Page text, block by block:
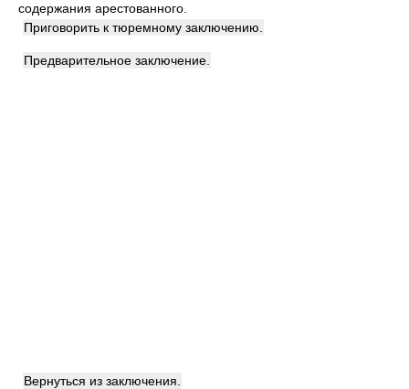
содержания арестованного.
Приговорить к тюремному заключению.
Предварительное заключение.
Вернуться из заключения.